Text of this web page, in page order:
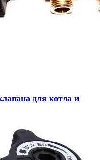
для котла и